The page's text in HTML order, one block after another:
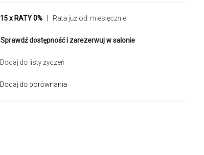
15 x RATY 0% | Rata już od: miesięcznie
Sprawdź dostępność i zarezerwuj w salonie
Dodaj do listy życzeń
Dodaj do porównania